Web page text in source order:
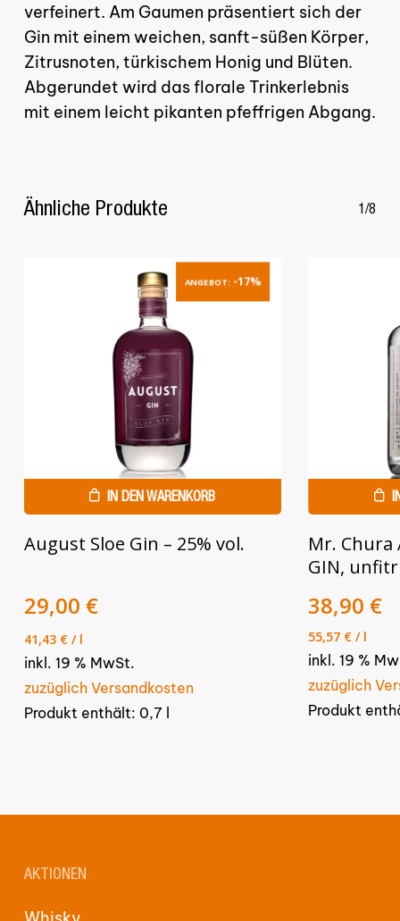
verfeinert. Am Gaumen präsentiert sich der
Gin mit einem weichen, sanft-süßen Körper,
Zitrusnoten, türkischem Honig und Blüten.
Abgerundet wird das florale Trinkerlebnis
mit einem leicht pikanten pfeffrigen Abgang.
Ähnliche Produkte 1/8
ANGEBOT: -17%
IN DEN WARENKORB
August Sloe Gin – 25% vol.
Ursprünglicher
Preis
war:
34,90 €
29,00 €Aktueller
29,00 €.
41,43 €/ l
inkl. 19 % MwSt.
zuzüglich Versandkosten
Produkt enthält: 0,7
Mr. Chura
GIN,
38,90 €
55,57 € / l
inkl. 19 %
zuzüglich
Produkt
AKTIONEN